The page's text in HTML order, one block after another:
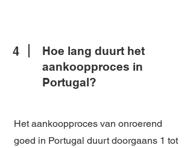
4
Hoe lang duurt het
aankoopproces in
Portugal?
Het aankoopproces van onroerend
goed in Portugal duurt doorgaans 1 tot